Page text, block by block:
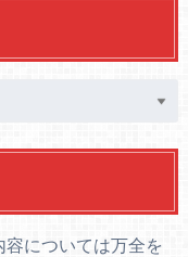
については万全を